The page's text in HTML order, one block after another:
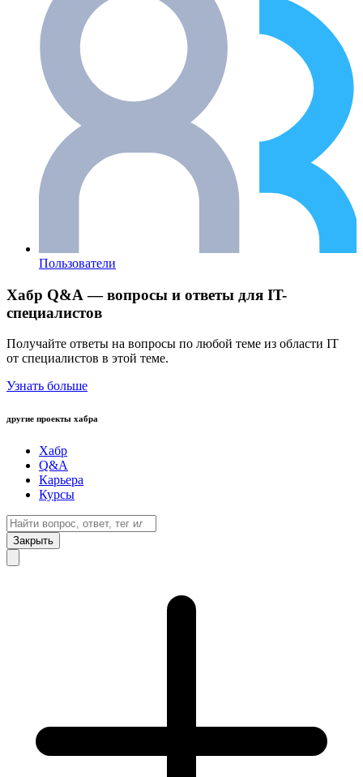
Пользователи
Хабр Q&A — вопросы и ответы для IT-
специалистов
Получайте ответы на вопросы по любой теме из области IT
от специалистов в этой теме.
Узнать больше
другие проекты хабра
Хабр
Q&A
Карьера
Курсы
Закрыть